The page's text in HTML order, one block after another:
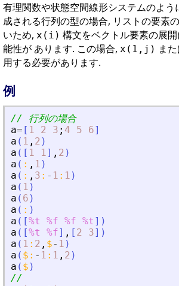
有理関数や状態空間線形システムのよう
成される行列の型の場合, リストの要素
いため, x(i) 構文をベクトル要素の展
能性が あります. この場合, x(1,j) ま
用する必要があります.
例
// 行列の場合
a= [ 1 2 3 ; 4 5 6]
a ( 1 , 2 )
a ( [ 1 1] , 2 )
a ( : , 1 )
a ( : , 3 : - 1 : 1 )
a ( 1 )
a ( 6 )
a ( : )
a ( [%t %f %f %t ] )
a ( [%t %f] , [ 2 3] )
a ( 1 : 2 , $- 1 )
a ( $ : - 1 : 1 , 2 )
a ( $ )
//